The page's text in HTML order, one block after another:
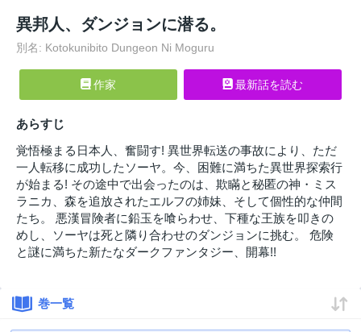
異邦人、ダンジョンに潜る。
別名: Kotokunibito Dungeon Ni Moguru
作家 最新話を読む
あらすじ
覚悟極まる日本人、奮闘す! 異世界転送の事故により、ただ
一人転移に成功したソーヤ。今、困難に満ちた異世界探索行
が始まる! その途中で出会ったのは、欺瞞と秘匿の神・ミス
ラニカ、森を追放されたエルフの姉妹、そして個性的な仲間
たち。 悪漢冒険者に鉛玉を喰らわせ、下種な王族を叩きの
めし、ソーヤは死と隣り合わせのダンジョンに挑む。 危険
と謎に満ちた新たなダークファンタジー、開幕!!
巻一覧